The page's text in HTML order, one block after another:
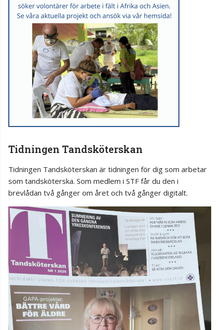
Tidningen Tandsköterskan
Tidningen Tandsköterskan är tidningen för dig som arbetar
som tandsköterska. Som medlem i STF får du den i
brevlådan två gånger om året och två gånger digitalt.